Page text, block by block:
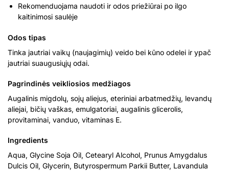
Rekomenduojama naudoti ir odos priežiūrai po ilgo
kaitinimosi saulėje
Odos tipas
Tinka jautriai vaikų (naujagimių) veido bei kūno odelei ir ypač
jautriai suaugusiųjų odai.
Pagrindinės veikliosios medžiagos
Augalinis migdolų, sojų aliejus, eteriniai arbatmedžių, levandų
aliejai, bičių vaškas, emulgatoriai, augalinis glicerolis,
provitaminai, vanduo, vitaminas E.
Ingredients
Aqua, Glycine Soja Oil, Cetearyl Alcohol, Prunus Amygdalus
Dulcis Oil, Glycerin, Butyrospermum Parkii Butter, Lavandula